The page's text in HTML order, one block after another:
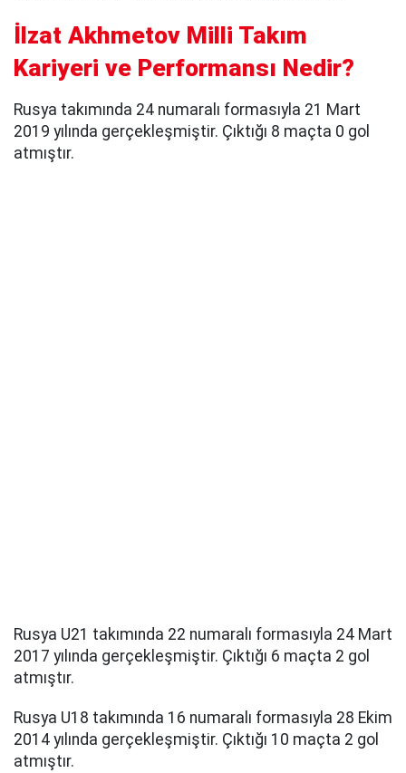
İlzat Akhmetov Milli Takım
Kariyeri ve Performansı Nedir?
Rusya takımında 24 numaralı formasıyla 21 Mart
2019 yılında gerçekleşmiştir. Çıktığı 8 maçta 0 gol
atmıştır.
Rusya U21 takımında 22 numaralı formasıyla 24 Mart
2017 yılında gerçekleşmiştir. Çıktığı 6 maçta 2 gol
atmıştır.
Rusya U18 takımında 16 numaralı formasıyla 28 Ekim
2014 yılında gerçekleşmiştir. Çıktığı 10 maçta 2 gol
atmıştır.